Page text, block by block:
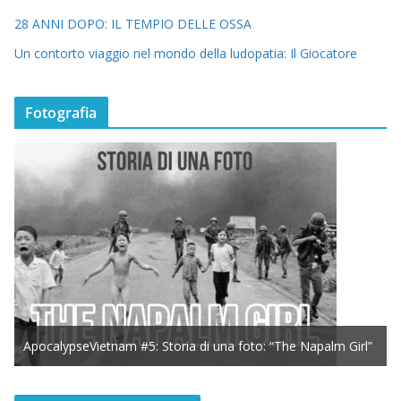
28 ANNI DOPO: IL TEMPIO DELLE OSSA
Un contorto viaggio nel mondo della ludopatia: Il Giocatore
Fotografia
ApocalypseVietnam #5: Storia di una foto: “The Napalm Girl”